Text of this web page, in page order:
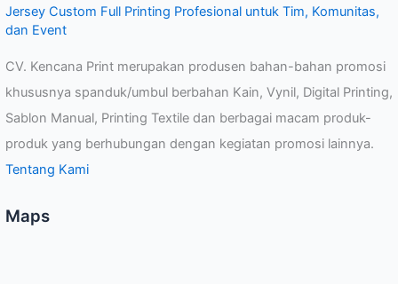
Jersey Custom Full Printing Profesional untuk Tim, Komunitas,
dan Event
CV. Kencana Print merupakan produsen bahan-bahan promosi
khususnya spanduk/umbul berbahan Kain, Vynil, Digital Printing,
Sablon Manual, Printing Textile dan berbagai macam produk-
produk yang berhubungan dengan kegiatan promosi lainnya.
Tentang Kami
Maps